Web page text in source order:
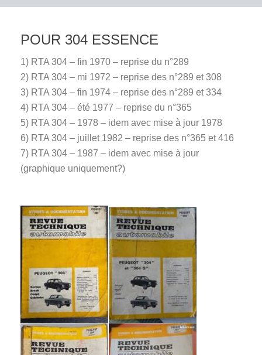
POUR 304 ESSENCE
1) RTA 304 – fin 1970 – reprise du n°289
2) RTA 304 – mi 1972 – reprise des n°289 et 308
3) RTA 304 – fin 1974 – reprise des n°289 et 334
4) RTA 304 – été 1977 – reprise du n°365
5) RTA 304 – 1978 – idem avec mise à jour 1978
6) RTA 304 – juillet 1982 – reprise des n°365 et 416
7) RTA 304 – 1987 – idem avec mise à jour
(graphique uniquement?)